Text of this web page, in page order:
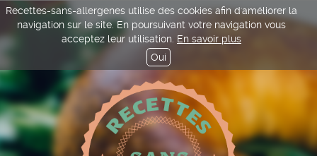
Recettes-sans-allergenes utilise des cookies afin d'améliorer la
navigation sur le site. En poursuivant votre navigation vous
acceptez leur utilisation. En savoir plus
Oui